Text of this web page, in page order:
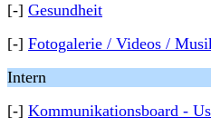
[-] Gesundheit
[-] Fotogalerie / Videos /
Intern
[-] Kommunikationsboard -